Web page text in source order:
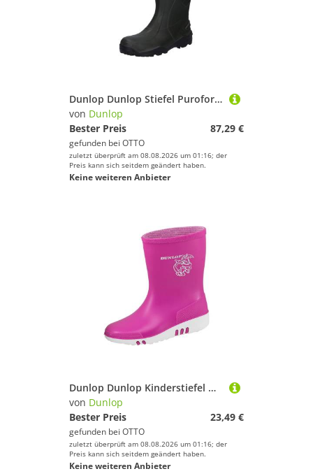
Dunlop Dunlop Stiefel Purofort+ Arbeitsschuh
von Dunlop
Bester Preis
87,29 €
gefunden bei OTTO
zuletzt überprüft am 08.08.2026 um 01:16; der
Preis kann sich seitdem geändert haben.
Keine weiteren Anbieter
Dunlop Dunlop Kinderstiefel Mini Gummistiefel
von Dunlop
Bester Preis
23,49 €
gefunden bei OTTO
zuletzt überprüft am 08.08.2026 um 01:16; der
Preis kann sich seitdem geändert haben.
Keine weiteren Anbieter